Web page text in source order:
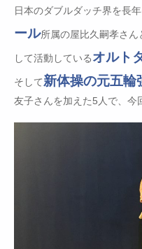
日本のダブルダッチ界を長
ール所属の屋比久嗣孝さん
して活動しているオルト
そして新体操の元五輪
友子さんを加えた5人で、今